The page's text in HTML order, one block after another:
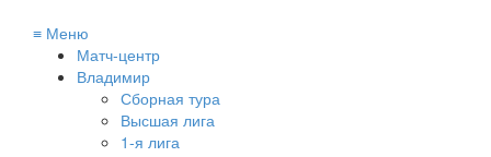
≡ Меню
Матч-центр
Владимир
Сборная тура
Высшая лига
1-я лига